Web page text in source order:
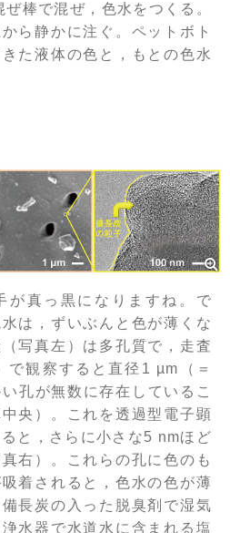
棒で混ぜ，色水をつくる。
ら静かに注ぐ。ペットボト
た液体の色と，もとの色水
が真っ黒になりますね。で
は，ずいぶんと色が薄くな
写真左）は多孔質で，走査
で観察すると直径1 µm（＝
孔が無数に存在しているこ
央）。これを透過型電子顕
と，さらに小さな5 nmほど
右）。これらの孔に色のも
着されると，色水の色が薄
長炭の入った脱臭剤で湿気
水器で水道水に含まれる塩